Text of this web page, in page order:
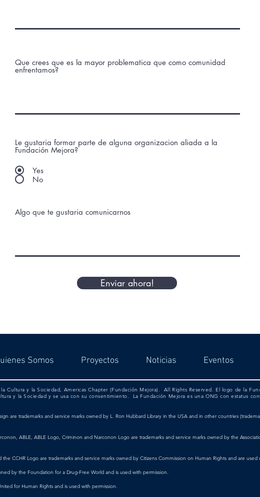
Que crees que es la mayor problematica que como comunidad
enfrentamos?
Le gustaria formar parte de alguna organizacion aliada a la
Fundación Mejora?
Yes
No
Algo que te gustaria comunicarnos
Enviar ahora!
Somos Proyectos Noticias Eventos
Cultura y la Sociedad, Americas Chapter (Fundación Mejora). All Rights Reserved. El logo de la
y la Sociedad y se usa con su consentimiento. La Fundación Mejora es una ONG con estatus
are trademarks and service marks owned by L. Ron Hubbard Library in the USA and in other countries
ABLE, ABLE Logo, Criminon and Narconon Logo are trademarks and service marks owned by the
CCHR Logo are trademarks and service marks owned by Citizens Commission on Human Rights and are used
by the Foundation for a Drug-Free World and is used with permission.
for Human Rights and is used with permission.